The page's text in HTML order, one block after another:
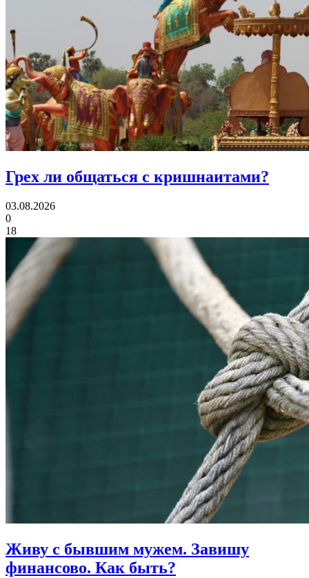
Грех ли общаться с кришнаитами?
03.08.2026
0
18
Живу с бывшим мужем. Завишу
финансово. Как быть?